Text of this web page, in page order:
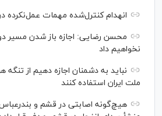
انهدام کنترل‌شده مهمات عمل‌نکرده
محسن رضایی: اجازه باز شدن مسیر
نخواهیم داد
نباید به دشمنان اجازه دهیم از تنگه
ملت ایران استفاده کنند
هیچ‌گونه اصابتی در قشم و